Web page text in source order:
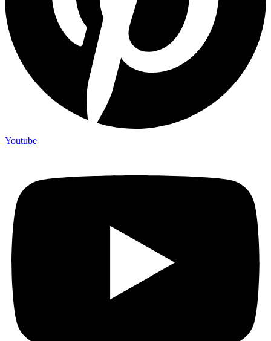
Youtube